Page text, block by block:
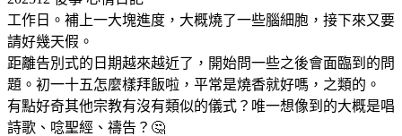
工作日。補上一大塊進度，大概燒了一些腦細胞，接下來又要
請好幾天假。
距離告別式的日期越來越近了，開始問一些之後會面臨到的問
題。初一十五怎麼樣拜飯啦，平常是燒香就好嗎，之類的。
有點好奇其他宗教有沒有類似的儀式？唯一想像到的大概是唱
詩歌、唸聖經、禱告？🤔